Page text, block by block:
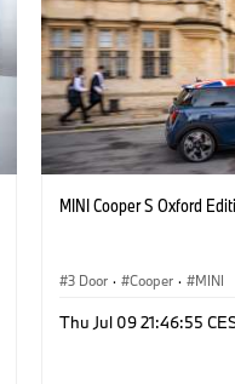
MINI Cooper S Oxford
3 Door · Cooper · MINI
Thu Jul 09 21:46:55